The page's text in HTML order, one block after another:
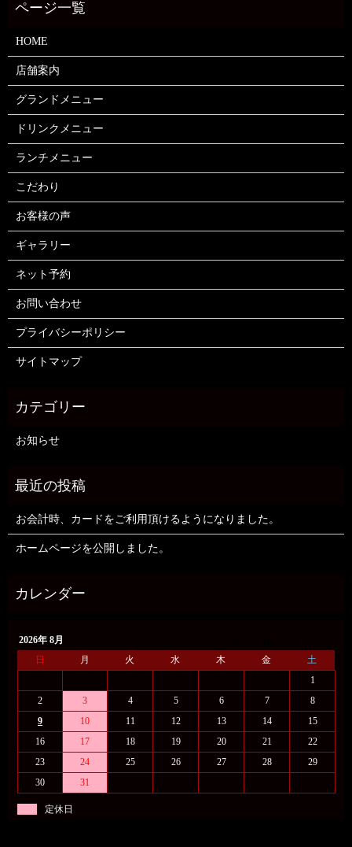
HOME
店舗案内
グランドメニュー
ドリンクメニュー
ランチメニュー
こだわり
お客様の声
ギャラリー
ネット予約
お問い合わせ
プライバシーポリシー
サイトマップ
お知らせ
お会計時、カードをご利用頂けるようになりました。
ホームページを公開しました。
2026年 8月
日
月 火 水 木 金
土
1
2
3 4 5 6 7
8
9
10 11 12 13 14
15
16
17 18 19 20 21
22
23
24 25 26 27 28
29
30
31
定休日